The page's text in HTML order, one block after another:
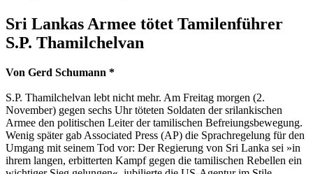
Sri Lankas Armee tötet Tamilenführer
S.P. Thamilchelvan
Von Gerd Schumann *
S.P. Thamilchelvan lebt nicht mehr. Am Freitag morgen (2.
November) gegen sechs Uhr töteten Soldaten der srilankischen
Armee den politischen Leiter der tamilischen Befreiungsbewegung.
Wenig später gab Associated Press (AP) die Sprachregelung für den
Umgang mit seinem Tod vor: Der Regierung von Sri Lanka sei »in
ihrem langen, erbitterten Kampf gegen die tamilischen Rebellen ein